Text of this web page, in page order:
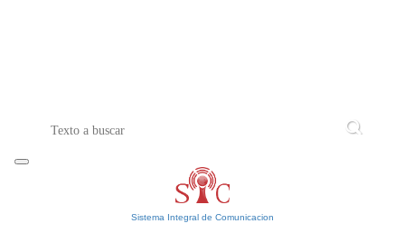
Sistema Integral de Comunicacion